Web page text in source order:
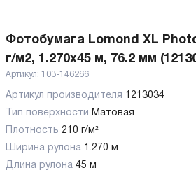
Фотобумага Lomond XL
г/м2, 1.270x45 м, 76.2 мм
Артикул: 103-146266
Артикул производителя 1213034
Тип поверхности Матовая
Плотность 210 г/м²
Ширина рулона 1.270 м
Длина рулона 45 м